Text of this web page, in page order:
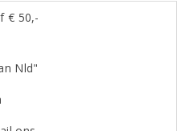
€ 50,-
Nld"